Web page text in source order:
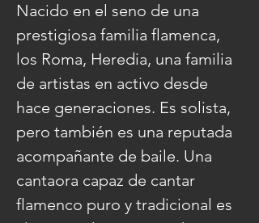
Nacido en el seno de una
prestigiosa familia flamenca,
los Roma, Heredia, una familia
de artistas en activo desde
hace generaciones. Es solista,
pero también es una reputada
acompañante de baile. Una
cantaora capaz de cantar
flamenco puro y tradicional es